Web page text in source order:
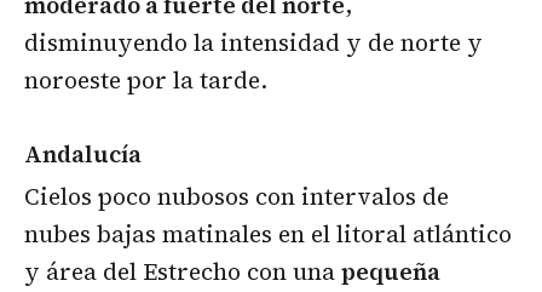
disminuyendo la intensidad y de norte y
noroeste por la tarde.
Andalucía
Cielos poco nubosos con intervalos de
nubes bajas matinales en el litoral atlántico
y área del Estrecho con unapequeña